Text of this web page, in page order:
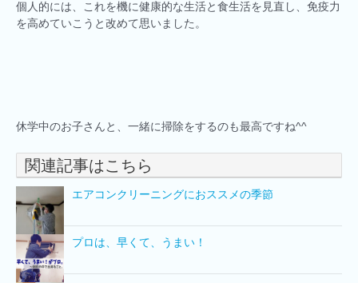
個人的には、これを機に健康的な生活と食生活を見直し、免疫力
を高めていこうと改めて思いました。
休学中のお子さんと、一緒に掃除をするのも最高ですね^^
関連記事はこちら
エアコンクリーニングにおススメの季節
プロは、早くて、うまい！